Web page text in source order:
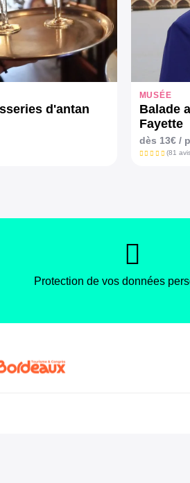
d'antan
MUSÉE
Balade
Fayette
dès 13€/
(81
Protection de vos données